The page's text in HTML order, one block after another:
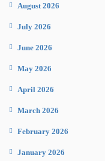
August 2026
July 2026
June 2026
May 2026
April 2026
March 2026
February 2026
January 2026